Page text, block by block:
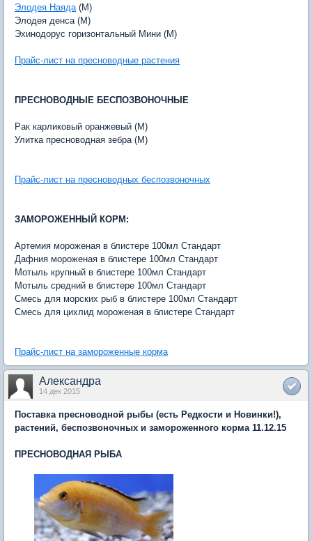
Элодея Наяда(M)
Элодея денса (M)
Эхинодорус горизонтальный Мини (M)
Прайс-лист на пресноводные растения
ПРЕСНОВОДНЫЕ БЕСПОЗВОНОЧНЫЕ
Рак карликовый оранжевый (M)
Улитка пресноводная зебра (M)
Прайс-лист на пресноводных беспозвоночных
ЗАМОРОЖЕННЫЙ КОРМ:
Артемия мороженая в блистере 100мл Стандарт
Дафния мороженая в блистере 100мл Стандарт
Мотыль крупный в блистере 100мл Стандарт
Мотыль средний в блистере 100мл Стандарт
Смесь для морских рыб в блистере 100мл Стандарт
Смесь для цихлид мороженая в блистере Стандарт
Прайс-лист на замороженные корма
Александра
14 дек 2015
Поставка пресноводной рыбы (есть Редкости и Новинки!),
растений, беспозвоночных и замороженного корма 11.12.15
ПРЕСНОВОДНАЯ РЫБА